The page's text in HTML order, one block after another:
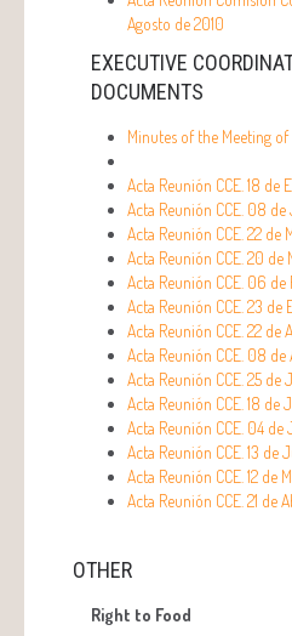
Agosto de 2010
EXECUTIVE
DOCUMENTS
Minutes of the Meeting of
Acta Reunión CCE. 18 de
Acta Reunión CCE. 08 de
Acta Reunión CCE. 22 de
Acta Reunión CCE. 20 de
Acta Reunión CCE. 06 de
Acta Reunión CCE. 23 de
Acta Reunión CCE. 22 de
Acta Reunión CCE. 08 de
Acta Reunión CCE. 25 de
Acta Reunión CCE. 18 de
Acta Reunión CCE. 04 de
Acta Reunión CCE. 13 de
Acta Reunión CCE. 12 de
Acta Reunión CCE. 21 de
OTHER
Right to Food